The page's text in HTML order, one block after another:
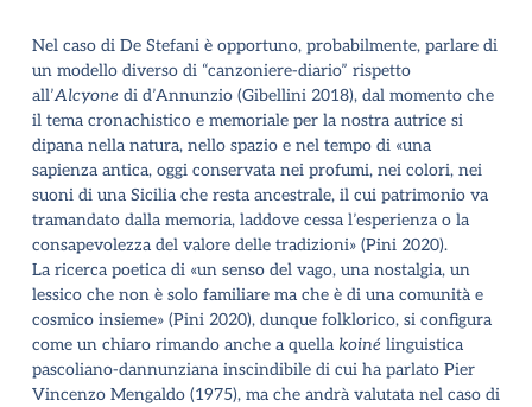
Nel caso di De Stefani è opportuno, probabilmente, parlare di
un modello diverso di “canzoniere-diario” rispetto
all’Alcyone di d’Annunzio (Gibellini 2018), dal momento che
il tema cronachistico e memoriale per la nostra autrice si
dipana nella natura, nello spazio e nel tempo di «una
sapienza antica, oggi conservata nei profumi, nei colori, nei
suoni di una Sicilia che resta ancestrale, il cui patrimonio va
tramandato dalla memoria, laddove cessa l’esperienza o la
consapevolezza del valore delle tradizioni» (Pini 2020).
La ricerca poetica di «un senso del vago, una nostalgia, un
lessico che non è solo familiare ma che è di una comunità e
cosmico insieme» (Pini 2020), dunque folklorico, si configura
come un chiaro rimando anche a quella koiné linguistica
pascoliano-dannunziana inscindibile di cui ha parlato Pier
Vincenzo Mengaldo (1975), ma che andrà valutata nel caso di